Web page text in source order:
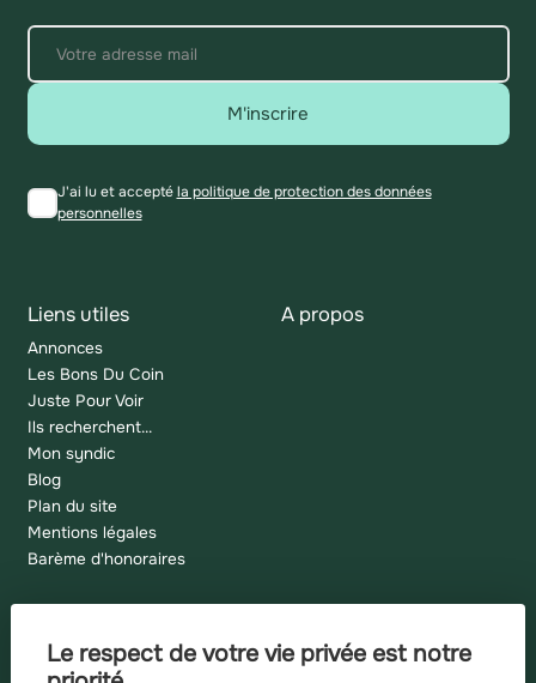
Le respect de votre vie privée est notre
M'inscrire
J'ai lu et acceptéla politique de protection des données
personnelles
Liens utiles
Annonces
Les Bons Du Coin
Juste Pour Voir
Ils recherchent...
Mon syndic
Blog
Plan du site
Mentions légales
Barème d'honoraires
A propos
Recherches fréquentes